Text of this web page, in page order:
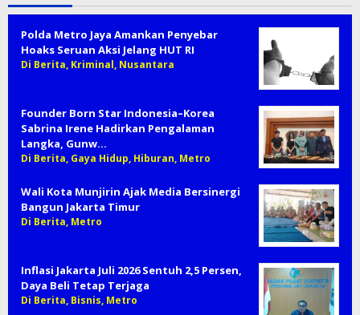
Polda Metro Jaya Amankan Penyebar
Hoaks Seruan Aksi Jelang HUT RI
Di Berita, Kriminal, Nusantara
Founder Born Star Indonesia–Korea
Sabrina Irene Hadirkan Pengalaman
Langka, Gunw…
Di Berita, Gaya Hidup, Hiburan, Metro
Wali Kota Munjirin Ajak Media Bersinergi
Bangun Jakarta Timur
Di Berita, Metro
Inflasi Jakarta Juli 2026 Sentuh 2,5 Persen,
Daya Beli Tetap Terjaga
Di Berita, Bisnis, Metro